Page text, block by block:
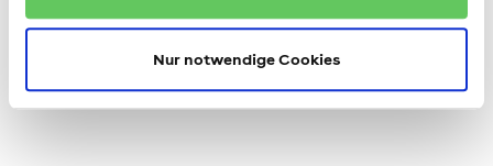
Nur notwendige Cookies